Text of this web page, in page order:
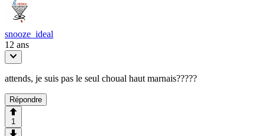
snooze_ideal
12 ans
attends, je suis pas le seul choual haut marnais?????
Répondre
1